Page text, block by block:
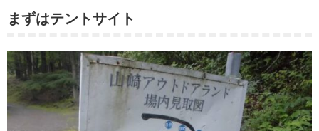
まずはテントサイト